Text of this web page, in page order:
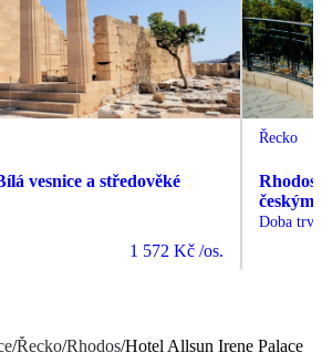
vesnice a středověké
1 572 Kč /os.
Řecko
Rhodos
českým
Doba
/Řecko/Rhodos/Hotel Allsun Irene Palace